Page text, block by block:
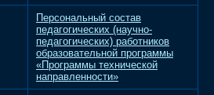
Персональный состав
педагогических (научно-
педагогических) работников
образовательной программы
«Программы технической
направленности»